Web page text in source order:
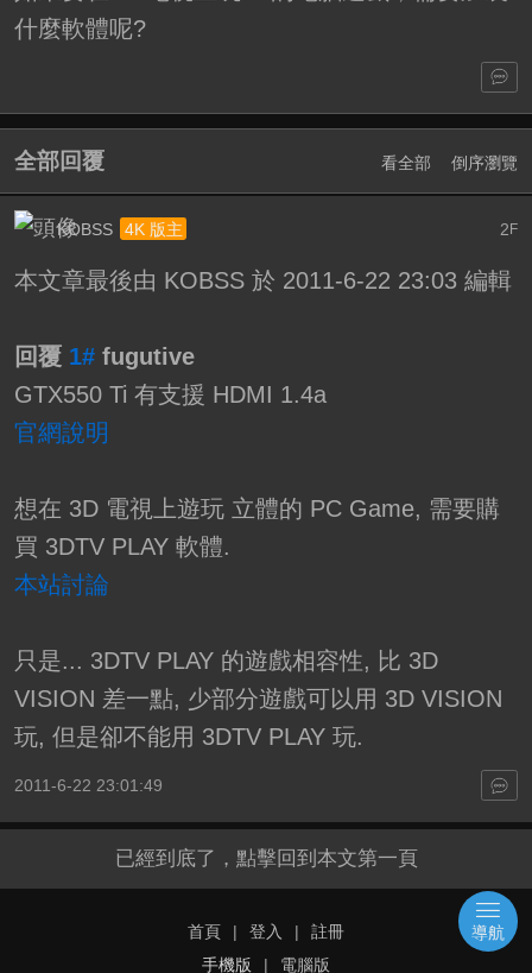
什麼軟體呢?
全部回覆 看全部 倒序瀏覽
2F
KOBSS 4K 版主
本文章最後由 KOBSS 於 2011-6-22 23:03 編輯
回覆 1# fugutive
GTX550 Ti 有支援 HDMI 1.4a
官網說明
想在 3D 電視上遊玩 立體的 PC Game, 需要購
買 3DTV PLAY 軟體.
本站討論
只是... 3DTV PLAY 的遊戲相容性, 比 3D
VISION 差一點, 少部分遊戲可以用 3D VISION
玩, 但是卻不能用 3DTV PLAY 玩.
2011-6-22 23:01:49
已經到底了，點擊回到本文第一頁
首頁 | 登入 |
註冊
手機版
| 電腦版
導航